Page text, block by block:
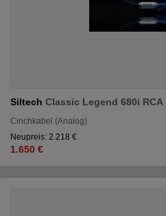
Siltech Classic Legend 680i RCA
Cinchkabel (Analog)
Neupreis: 2.218 €
1.650 €